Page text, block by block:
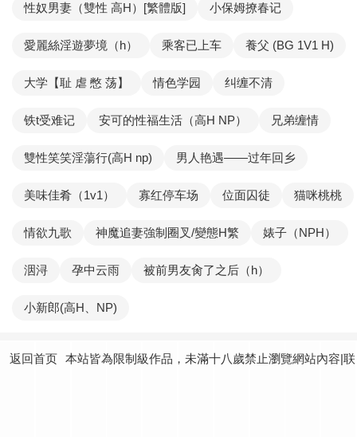
性奴男妻（雙性 高H）[繁體版] 小保姆撩春记
愛麗絲淫遊夢境（h） 乘客已上车 養父 (BG 1V1 H)
大学【耻 虐 憋 荡】 情色学园 纠缠不清
铁t受难记 安可的性福生活（高H NP） 兄弟缠情
雙性笑笑淫蕩行(高H np) 男人艳遇——过年回乡
美味佳肴（1v1） 寡红停车场 位面囚徒 猫咪桃桃
情欲九歌 神魔追妻強制圈叉/變態H繁 婊子（NPH）
洇浔 孕中云雨 被前男友肏了之后（h）
小新郎(高H、NP)
返回首页 本站皆為限制級作品，未滿十八歲禁止瀏覽網站內容|联